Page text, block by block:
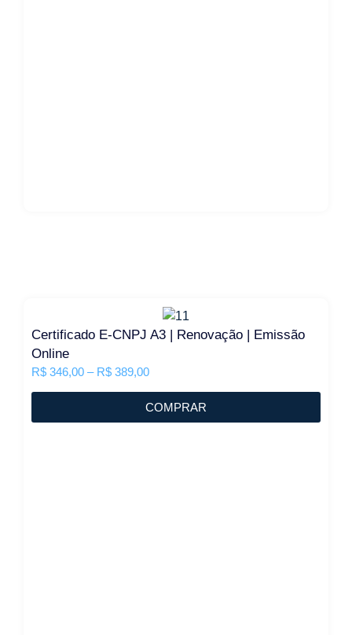
Certificado E-CNPJ A3 | Renovação | Emissão
Online
R$ 346,00 – R$ 389,00
COMPRAR